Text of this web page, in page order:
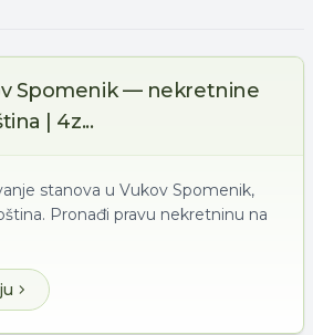
Spomenik — nekretnine
| 4z...
stanova u Vukov Spomenik,
Pronađi pravu nekretninu na